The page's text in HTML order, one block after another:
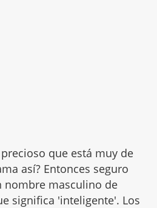
que está muy de
así? Entonces seguro
nombre masculino de
significa 'inteligente'. Los